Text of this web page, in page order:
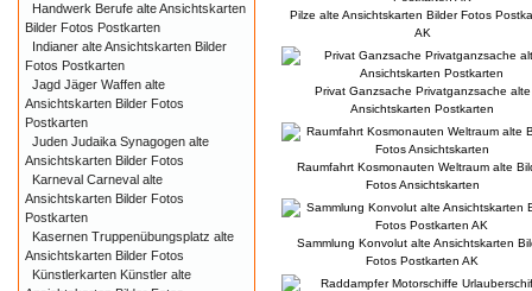
Pilze alte Ansichtskarten Bilder Fotos
AK
Privat Ganzsache Privatganzsache alte
Ansichtskarten Postkarten
Raumfahrt Kosmonauten Weltraum alte
Fotos Ansichtskarten
Sammlung Konvolut alte Ansichtskarten
Fotos Postkarten AK
Handwerk Berufe alte Ansichtskarten
Bilder Fotos Postkarten
Indianer alte Ansichtskarten Bilder
Fotos Postkarten
Jagd Jäger Waffen alte
Ansichtskarten Bilder Fotos
Postkarten
Juden Judaika Synagogen alte
Ansichtskarten Bilder Fotos
Karneval Carneval alte
Ansichtskarten Bilder Fotos
Postkarten
Kasernen Truppenübungsplatz alte
Ansichtskarten Bilder Fotos
Künstlerkarten Künstler alte